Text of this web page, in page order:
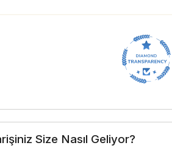
Size Nasıl Geliyor?